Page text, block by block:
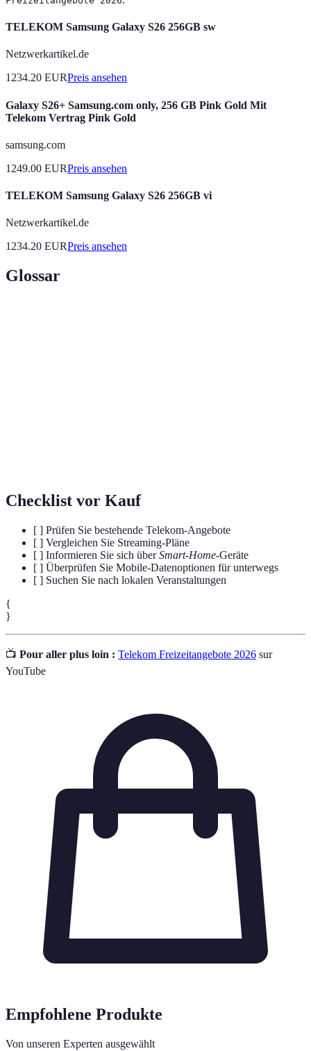
TELEKOM Samsung Galaxy S26 256GB sw
Netzwerkartikel.de
1234.20 EURPreis ansehen
Galaxy S26+ Samsung.com only, 256 GB Pink Gold Mit
Telekom Vertrag Pink Gold
samsung.com
1249.00 EURPreis ansehen
TELEKOM Samsung Galaxy S26 256GB vi
Netzwerkartikel.de
1234.20 EURPreis ansehen
Glossar
Checklist vor Kauf
[ ] Prüfen Sie bestehende Telekom-Angebote
[ ] Vergleichen Sie Streaming-Pläne
[ ] Informieren Sie sich überSmart-Home-Geräte
[ ] Überprüfen Sie Mobile-Datenoptionen für unterwegs
[ ] Suchen Sie nach lokalen Veranstaltungen
{
}
📺 Pour aller plus loin : Telekom Freizeitangebote 2026 sur
YouTube
Empfohlene Produkte
Von unseren Experten ausgewählt